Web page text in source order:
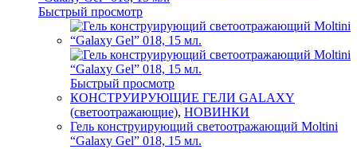
Быстрый просмотр
Быстрый просмотр
КОНСТРУИРУЮЩИЕ ГЕЛИ GALAXY
(светоотражающие), НОВИНКИ
Гель конструирующий светоотражающий Moltini
“Galaxy Gel” 018, 15 мл.